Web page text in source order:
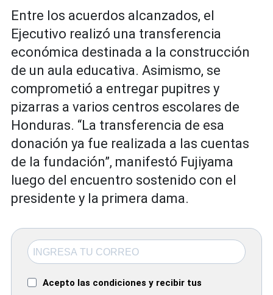
Entre los acuerdos alcanzados, el
Ejecutivo realizó una transferencia
económica destinada a la construcción
de un aula educativa. Asimismo, se
comprometió a entregar pupitres y
pizarras a varios centros escolares de
Honduras. “La transferencia de esa
donación ya fue realizada a las cuentas
de la fundación”, manifestó Fujiyama
luego del encuentro sostenido con el
presidente y la primera dama.
Acepto las condiciones y recibir tus